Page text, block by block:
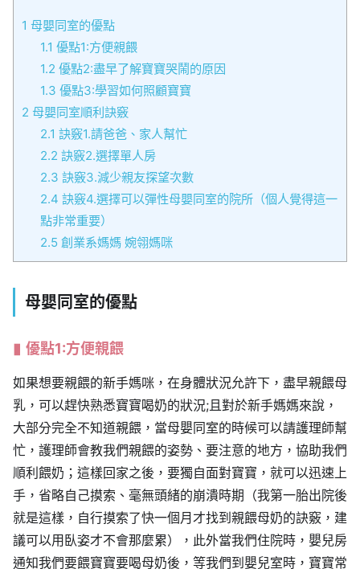
1 母嬰同室的優點
1.1 優點1:方便親餵
1.2 優點2:盡早了解寶寶哭鬧的原因
1.3 優點3:學習如何照顧寶寶
2 母嬰同室順利訣竅
2.1 訣竅1.請爸爸、家人幫忙
2.2 訣竅2.選擇單人房
2.3 訣竅3.減少親友探望次數
2.4 訣竅4.選擇可以彈性母嬰同室的院所（個人覺得這一
點非常重要）
2.5創業系媽媽 婉翎媽咪
母嬰同室的優點
優點1:方便親餵
如果想要親餵的新手媽咪，在身體狀況允許下，盡早親餵母
乳，可以趕快熟悉寶寶喝奶的狀況;且對於新手媽媽來說，
大部分完全不知道親餵，當母嬰同室的時候可以請護理師幫
忙，護理師會教我們親餵的姿勢、要注意的地方，協助我們
順利餵奶；這樣回家之後，要獨自面對寶寶，就可以迅速上
手，省略自己摸索、毫無頭緒的崩潰時期（我第一胎出院後
就是這樣，自行摸索了快一個月才找到親餵母奶的訣竅，建
議可以用臥姿才不會那麼累），此外當我們住院時，嬰兒房
通知我們要餵寶寶要喝母奶後，等我們到嬰兒室時，寶寶常